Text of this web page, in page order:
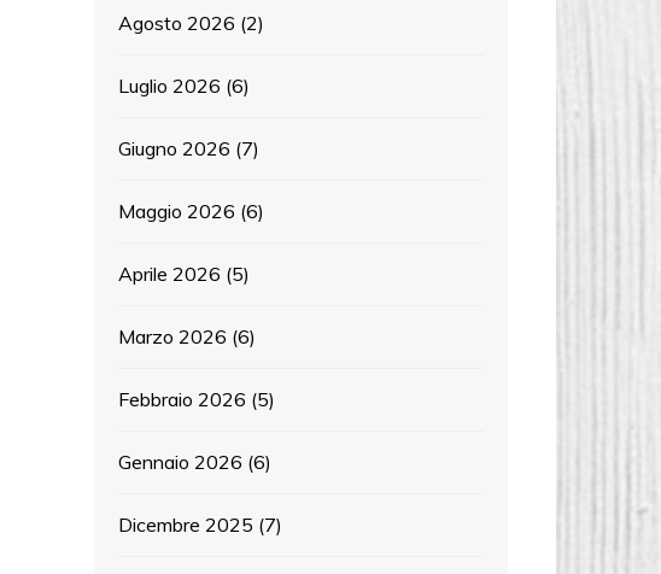
Agosto 2026 (2)
Luglio 2026 (6)
Giugno 2026 (7)
Maggio 2026 (6)
Aprile 2026 (5)
Marzo 2026 (6)
Febbraio 2026 (5)
Gennaio 2026 (6)
Dicembre 2025 (7)